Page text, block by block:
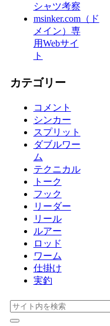
シャツ考察
msinker.com（ド
メイン）専
用Webサイ
ト
カテゴリー
コメント
シンカー
スプリット
ダブルワー
ム
テクニカル
トーク
フック
リーダー
リール
ルアー
ロッド
ワーム
仕掛け
実釣